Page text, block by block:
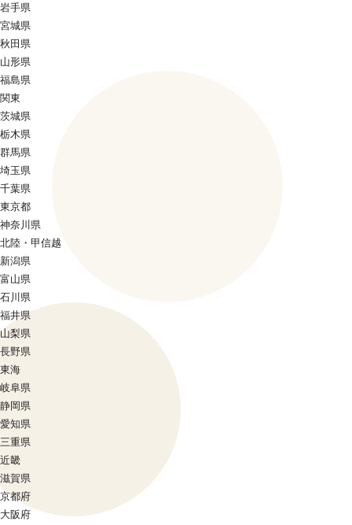
岩手県
宮城県
秋田県
山形県
福島県
関東
茨城県
栃木県
群馬県
埼玉県
千葉県
東京都
神奈川県
北陸・甲信越
新潟県
富山県
石川県
福井県
山梨県
長野県
東海
岐阜県
静岡県
愛知県
三重県
近畿
滋賀県
京都府
大阪府